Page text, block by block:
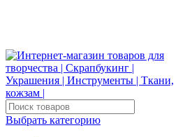
Выбрать категорию